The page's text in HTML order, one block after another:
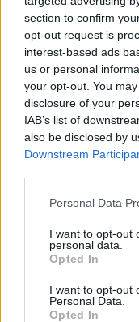
section to confirm
opt-out request is
interest-based ads
us or personal
your opt-out. You
disclosure of your
IAB’s list of
also be disclosed by
Downstream
Personal Data
I want to opt-out
personal data.
Opted In
I want to opt-out
Personal Data.
Opted In
Keminmaa
Nuorgam
Ranua
Simo
Utsjoki
Ylitornio
Päijät-Häme
Kärkölä
Lahti
Sysmä
Pirkanmaa
Akaa